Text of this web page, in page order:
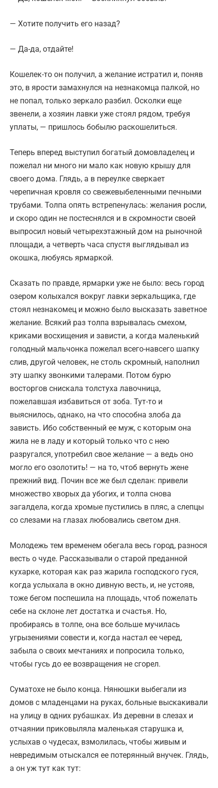
— Хотите получить его назад?
— Да-да, отдайте!
Кошелек-то он получил, а желание истратил и, поняв
это, в ярости замахнулся на незнакомца палкой, но
не попал, только зеркало разбил. Осколки еще
звенели, а хозяин лавки уже стоял рядом, требуя
уплаты, — пришлось бобылю раскошелиться.
Теперь вперед выступил богатый домовладелец и
пожелал ни много ни мало как новую крышу для
своего дома. Глядь, а в переулке сверкает
черепичная кровля со свежевыбеленными печными
трубами. Толпа опять встрепенулась: желания росли,
и скоро один не постеснялся и в скромности своей
выпросил новый четырехэтажный дом на рыночной
площади, а четверть часа спустя выглядывал из
окошка, любуясь ярмаркой.
Сказать по правде, ярмарки уже не было: весь город
озером колыхался вокруг лавки зеркальщика, где
стоял незнакомец и можно было высказать заветное
желание. Всякий раз толпа взрывалась смехом,
криками восхищения и зависти, а когда маленький
голодный мальчонка пожелал всего-навсего шапку
слив, другой человек, не столь скромный, наполнил
эту шапку звонкими талерами. Потом бурю
восторгов снискала толстуха лавочница,
пожелавшая избавиться от зоба. Тут-то и
выяснилось, однако, на что способна злоба да
зависть. Ибо собственный ее муж, с которым она
жила не в ладу и который только что с нею
разругался, употребил свое желание — а ведь оно
могло его озолотить! — на то, чтоб вернуть жене
прежний вид. Почин все же был сделан: привели
множество хворых да убогих, и толпа снова
загалдела, когда хромые пустились в пляс, а слепцы
со слезами на глазах любовались светом дня.
Молодежь тем временем обегала весь город, разнося
весть о чуде. Рассказывали о старой преданной
кухарке, которая как раз жарила господского гуся,
когда услыхала в окно дивную весть, и, не устояв,
тоже бегом поспешила на площадь, чтоб пожелать
себе на склоне лет достатка и счастья. Но,
пробираясь в толпе, она все больше мучилась
угрызениями совести и, когда настал ее черед,
забыла о своих мечтаниях и попросила только,
чтобы гусь до ее возвращения не сгорел.
Суматохе не было конца. Нянюшки выбегали из
домов с младенцами на руках, больные выскакивали
на улицу в одних рубашках. Из деревни в слезах и
отчаянии приковыляла маленькая старушка и,
услыхав о чудесах, взмолилась, чтобы живым и
невредимым отыскался ее потерянный внучек. Глядь,
а он уж тут как тут: